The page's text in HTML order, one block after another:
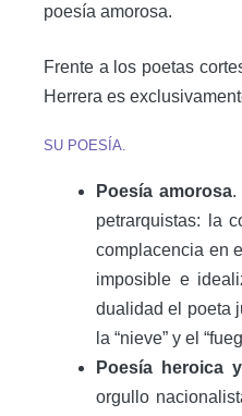
poesía amorosa.
Frente a los poetas
Herrera es
SU POESÍA.
Poesía amorosa.
petrarquistas: la
complacencia en
imposible e
dualidad el poeta
la “nieve” y el
Poesía heroica
orgullo